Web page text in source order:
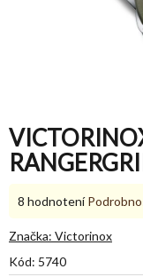
Kód: 5740
Priemerné
produktu
5,0
8 hodnotení
Značka: Victorinox